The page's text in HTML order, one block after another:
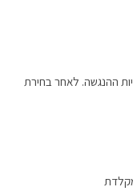
ההנגשה. לאחר בחירת